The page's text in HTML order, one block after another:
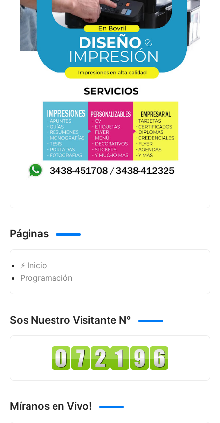
Páginas
⚡ Inicio
Programación
Sos Nuestro Visitante N°
Míranos en Vivo!